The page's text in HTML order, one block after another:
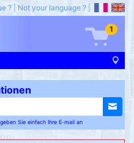
? Not your language ?
1
Sie einfach Ihre E-mail an